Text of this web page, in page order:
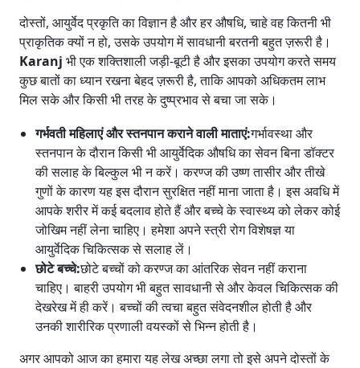
दोस्तों, आयुर्वेद प्रकृति का विज्ञान है और हर औषधि, चाहे वह कितनी भी
प्राकृतिक क्यों न हो, उसके उपयोग में सावधानी बरतनी बहुत ज़रूरी है।
Karanj भी एक शक्तिशाली जड़ी-बूटी है और इसका उपयोग करते समय
कुछ बातों का ध्यान रखना बेहद ज़रूरी है, ताकि आपको अधिकतम लाभ
मिल सके और किसी भी तरह के दुष्प्रभाव से बचा जा सके।
गर्भवती महिलाएं और स्तनपान कराने वाली माताएं:गर्भावस्था और
स्तनपान के दौरान किसी भी आयुर्वेदिक औषधि का सेवन बिना डॉक्टर
की सलाह के बिल्कुल भी न करें। करण्ज की उष्ण तासीर और तीखे
गुणों के कारण यह इस दौरान सुरक्षित नहीं माना जाता है। इस अवधि में
आपके शरीर में कई बदलाव होते हैं और बच्चे के स्वास्थ्य को लेकर कोई
जोखिम नहीं लेना चाहिए। हमेशा अपने स्त्री रोग विशेषज्ञ या
आयुर्वेदिक चिकित्सक से सलाह लें।
छोटे बच्चे:छोटे बच्चों को करण्ज का आंतरिक सेवन नहीं कराना
चाहिए। बाहरी उपयोग भी बहुत सावधानी से और केवल चिकित्सक की
देखरेख में ही करें। बच्चों की त्वचा बहुत संवेदनशील होती है और
उनकी शारीरिक प्रणाली वयस्कों से भिन्न होती है।
अगर आपको आज का हमारा यह लेख अच्छा लगा तो इसे अपने दोस्तों के